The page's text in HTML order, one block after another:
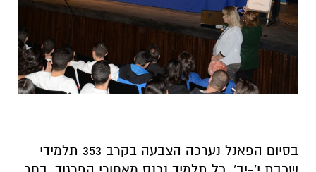
בסיום הפאנל נערכה הצבעה בקרב 353 תלמידי